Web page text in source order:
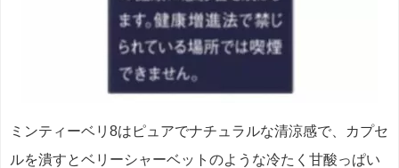
ミンティーベリ8はピュアでナチュラルな清涼感で、カプセ
ルを潰すとベリーシャーベットのような冷たく甘酸っぱい